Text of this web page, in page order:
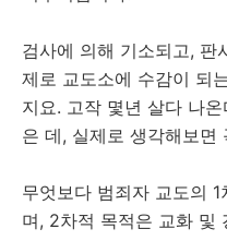
검사에 의해 기소되고, 판
제로 교도소에 수감이 되
지요. 고작 몇년 살다 나
은 데, 실제로 생각해보면
무엇보다 범죄자 교도의
며, 2차적 목적은 교화 및